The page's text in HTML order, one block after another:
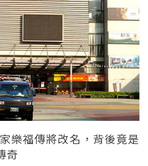
樂福傳將改名，背後竟是
奇